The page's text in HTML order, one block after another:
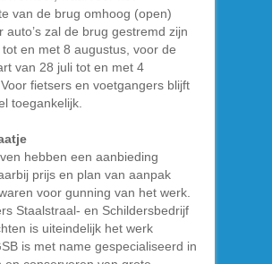
van de brug omhoog (open)
auto’s zal de brug gestremd zijn
en met 8 augustus, voor de
van 28 juli tot en met 4
fietsers en voetgangers blijft
toegankelijk.
hebben een aanbieding
prijs en plan van aanpak
voor gunning van het werk.
Staalstraal- en Schildersbedrijf
is uiteindelijk het werk
is met name gespecialiseerd in